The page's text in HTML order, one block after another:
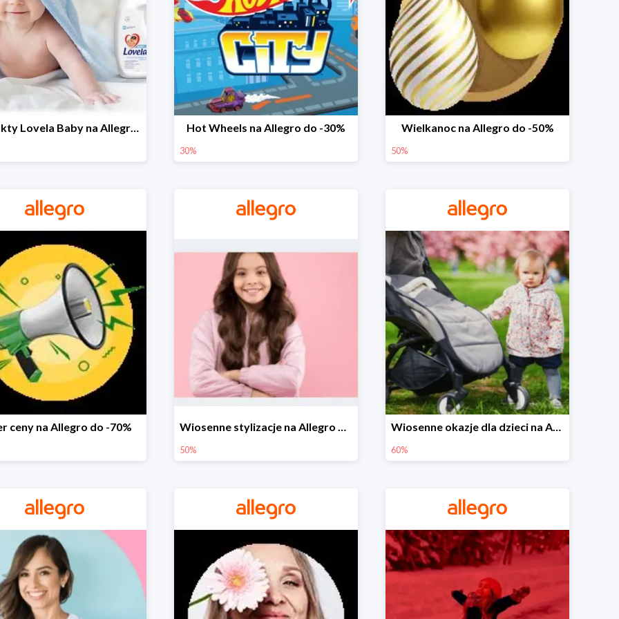
Produkty Lovela Baby na Allegro do -30% Hot Wheels na Allegro do -30%
30%
Wielkanoc na Allegro do -50%
50%
ceny na Allegro do -70% Wiosenne stylizacje na Allegro do -50%
50%
Wiosenne okazje dla dzieci na Allegro do -60%
60%